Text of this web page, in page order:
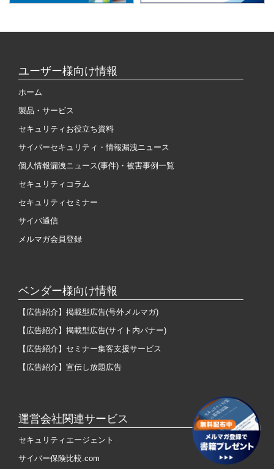
ユーザー様向け情報
ホーム
製品・サービス
セキュリティお役立ち資料
サイバーセキュリティ・情報漏洩ニュース
個人情報漏洩ニュース(事件)・被害事例一覧
セキュリティコラム
セキュリティセミナー
サイバ通信
メルマガ会員登録
ベンダー様向け情報
【広告紹介】掲載型広告(号外メルマガ)
【広告紹介】掲載型広告(サイト内バナー)
【広告紹介】セミナー集客支援サービス
【広告紹介】宣伝し放題広告
運営会社関連サービス
セキュリティエージェント
サイバー保険比較.com